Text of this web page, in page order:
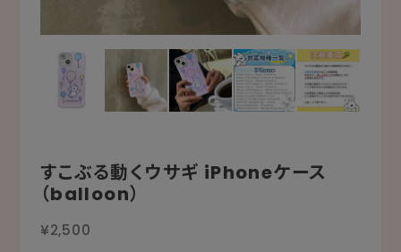
すこぶる動くウサギ iPhoneケース
（balloon）
¥2,500